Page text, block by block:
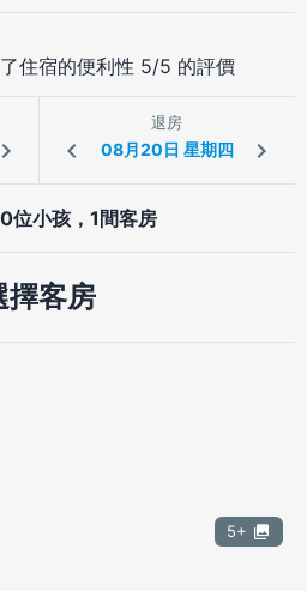
住宿的便利性 5/5 的評價
退房
位小孩，1間客房
擇客房
5+